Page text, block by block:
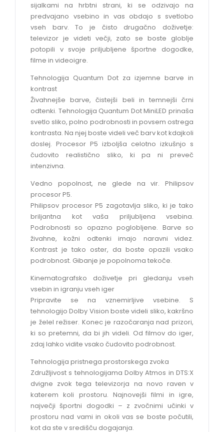
sijalkami na hrbtni strani, ki se odzivajo na
predvajano vsebino in vas obdajo s svetlobo
vseh barv. To je čisto drugačno doživetje:
televizor je videti večji, zato se boste globlje
potopili v svoje priljubljene športne dogodke,
filme in videoigre.
Tehnologija Quantum Dot za izjemne barve in
kontrast
Živahnejše barve, čistejši beli in temnejši črni
odtenki. Tehnologija Quantum Dot MiniLED prinaša
svetlo sliko, polno podrobnosti in povsem ostrega
kontrasta. Na njej boste videli več barv kot kdajkoli
doslej. Procesor P5 izboljša celotno izkušnjo s
čudovito realistično sliko, ki pa ni preveč
intenzivna.
Vedno popolnost, ne glede na vir. Philipsov
procesor P5.
Philipsov procesor P5 zagotavlja sliko, ki je tako
briljantna kot vaša priljubljena vsebina.
Podrobnosti so opazno poglobljene. Barve so
živahne, kožni odtenki imajo naravni videz.
Kontrast je tako oster, da boste opazili vsako
podrobnost. Gibanje je popolnoma tekoče.
Kinematografsko doživetje pri gledanju vseh
vsebin in igranju vseh iger
Pripravite se na vznemirljive vsebine. S
tehnologijo Dolby Vision boste videli sliko, kakršno
je želel režiser. Konec je razočaranja nad prizori,
ki so pretemni, da bi jih videli. Od filmov do iger,
zdaj lahko vidite vsako čudovito podrobnost.
Tehnologija pristnega prostorskega zvoka
Združljivost s tehnologijama Dolby Atmos in DTS:X
dvigne zvok tega televizorja na novo raven v
katerem koli prostoru. Najnovejši filmi in igre,
največji športni dogodki – z zvočnimi učinki v
prostoru nad vami in okoli vas se boste počutili,
kot da ste v središču dogajanja.